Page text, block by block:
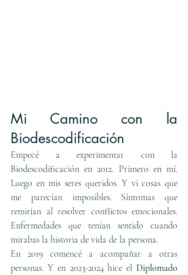
Mi Camino con la
Biodescodificación
Empecé a experimentar con la
Biodescodificación en 2012. Primero en mí.
Luego en mis seres queridos. Y vi cosas que
me parecían imposibles. Síntomas que
remitían al resolver conflictos emocionales.
Enfermedades que tenían sentido cuando
mirabas la historia de vida de la persona.
En 2019 comencé a acompañar a otras
personas. Y en 2023-2024 hice el Diplomado